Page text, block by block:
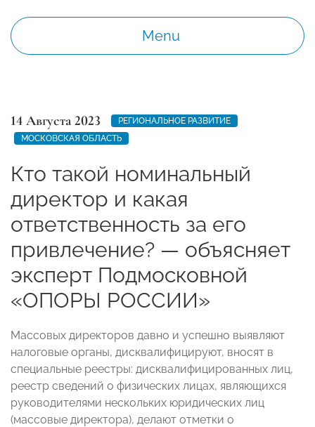
Menu
14 Августа 2023
РЕГИОНАЛЬНОЕ РАЗВИТИЕ
МОСКОВСКАЯ ОБЛАСТЬ
Кто такой номинальный
директор и какая
ответственность за его
привлечение? — объясняет
эксперт Подмосковной
«ОПОРЫ РОССИИ»
Массовых директоров давно и успешно выявляют
налоговые органы, дисквалифицируют, вносят в
специальные реестры: дисквалифицированных лиц,
реестр сведений о физических лицах, являющихся
руководителями нескольких юридических лиц
(массовые директора), делают отметки о